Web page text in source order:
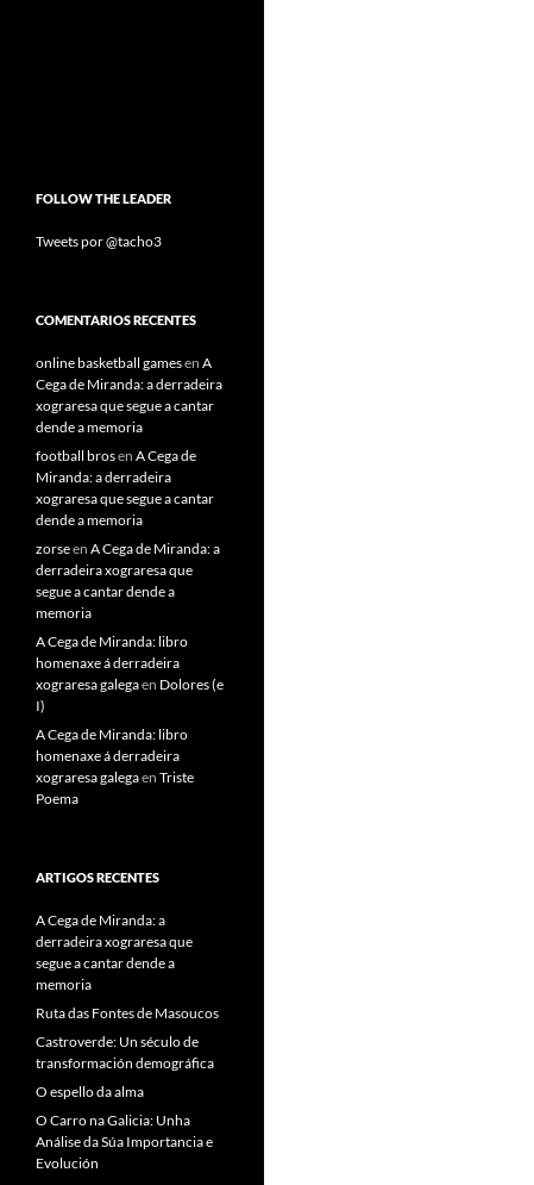
FOLLOW THE LEADER
Tweets por @tacho3
COMENTARIOS RECENTES
online basketball gamesen A
Cega de Miranda: a derradeira
xograresa que segue a cantar
dende a memoria
football brosen A Cega de
Miranda: a derradeira
xograresa que segue a cantar
dende a memoria
zorseen A Cega de Miranda: a
derradeira xograresa que
segue a cantar dende a
memoria
A Cega de Miranda: libro
homenaxe á derradeira
xograresa galegaen Dolores (e
I)
A Cega de Miranda: libro
homenaxe á derradeira
xograresa galegaen Triste
Poema
ARTIGOS RECENTES
A Cega de Miranda: a
derradeira xograresa que
segue a cantar dende a
memoria
Ruta das Fontes de Masoucos
Castroverde: Un século de
transformación demográfica
O espello da alma
O Carro na Galicia: Unha
Análise da Súa Importancia e
Evolución